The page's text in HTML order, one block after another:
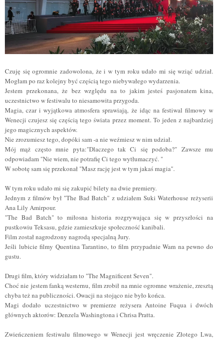
Czuję się ogromnie zadowolona, że i w tym rokuudało mi sięwziąć udział.
Mogłam po raz kolejny być częścią tego niebywałego wydarzenia.
Jestem przekonana, że bez względu na to jakim jesteś pasjonatem kina,
uczestnictwo w festiwalu to niesamowita przygoda.
Magia, czar i wyjątkowa atmosfera sprawiają, że idąc na festiwal filmowy w
Wenecji czujesz się częścią tego świata przez moment. To jeden z najbardziej
jego magicznych aspektów.
Nie zrozumiesz tego, dopóki sam -a nie weźmieszw nimudział.
Mój mąż często mnie pyta:"Dlaczego tak Ci się podoba?" Zawsze mu
odpowiadam "Nie wiem, nie potrafię Ci tego wytłumaczyć. "
W sobotę sam się przekonał "Masz rację jest w tym jakaś magia".
W tym roku udało mi się zakupić bilety na dwie premiery.
Jednym z filmów był "The Bad Batch" z udziałem Suki Waterhouse reżyserii
Ana Lily Amirpour.
"The Bad Batch" to miłosna historia rozgrywająca się w przyszłości na
pustkowiu Teksasu, gdzie zamieszkuje społeczność kanibali.
Film został nagrodzony nagrodą specjalną Jury.
Jeśli lubicie filmy Quentina Tarantino, to film przypadnie Wam na pewno do
gustu.
Drugi film, który widziałam to "The Magnificent Seven".
Choć nie jestem fankąwesternu, film zrobił na mnie ogromne wrażenie, zresztą
chyba też na publiczności. Owacji na stojąco nie było końca.
Magi dodało uczestnictwo w premierze reżysera Antoine Fuqua i dwóch
głównych aktorów: Denzela Washingtona i Chrisa Pratta.
Zwieńczeniem festiwalu filmowego w Wenecji jest wręczenie Złotego Lwa,